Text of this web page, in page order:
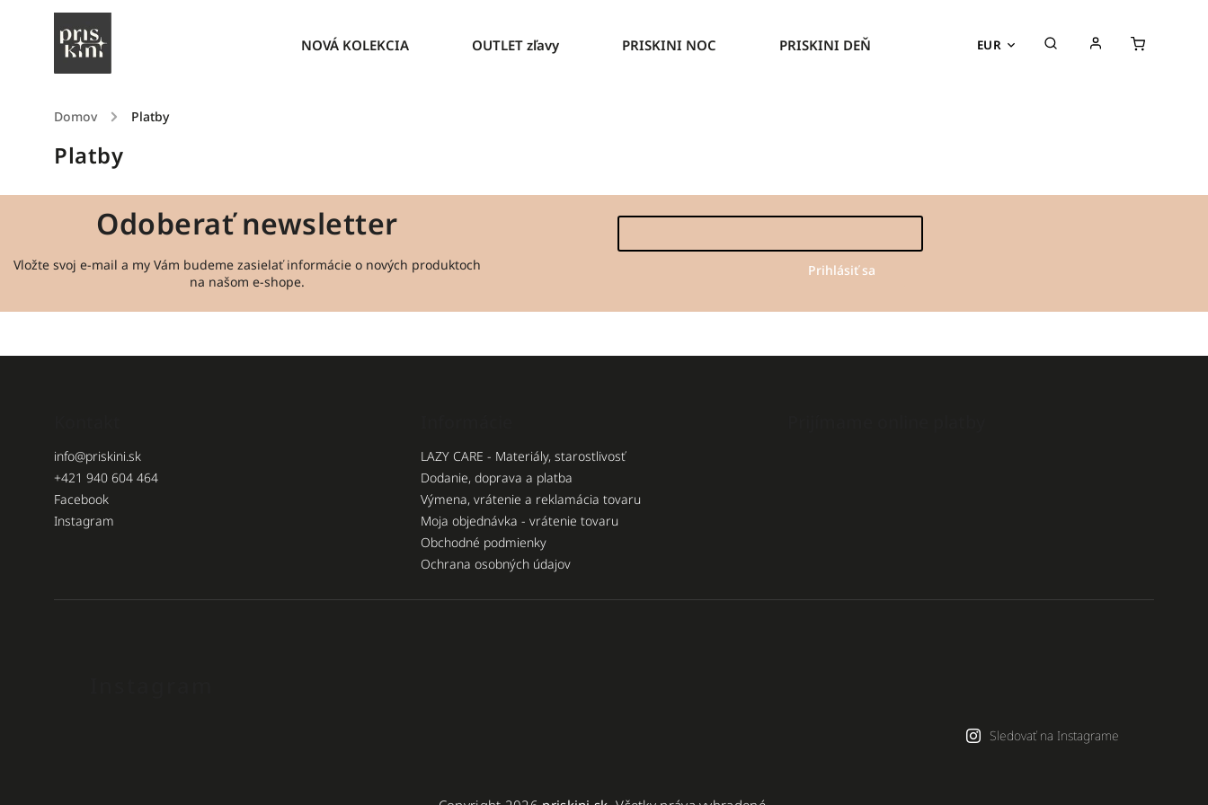
EUR
NOVÁ KOLEKCIA OUTLET zľavy PRISKINI NOC PRISKINI DEŇ PRODUKTY KOLEKCIE
Domov / Platby
Platby
Odoberať newsletter
Vložte svoj e-mail a my Vám budeme zasielať informácie o nových produktoch
na našom e-shope.
Prihlásiť sa
Sledovať na Instagrame
info@priskini.sk
+421 940 604 464
Facebook
Instagram
LAZY CARE - Materiály, starostlivosť
Dodanie, doprava a platba
Výmena, vrátenie a reklamácia tovaru
Moja objednávka - vrátenie tovaru
Obchodné podmienky
Ochrana osobných údajov